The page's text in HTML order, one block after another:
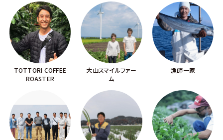
TOTTORI COFFEE
ROASTER
大山スマイルファー
ム
漁師一家